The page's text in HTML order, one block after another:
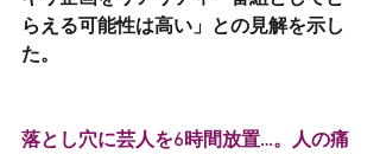
らえる可能性は高い」との見解を示し
た。
落とし穴に芸人を6時間放置…。人の痛